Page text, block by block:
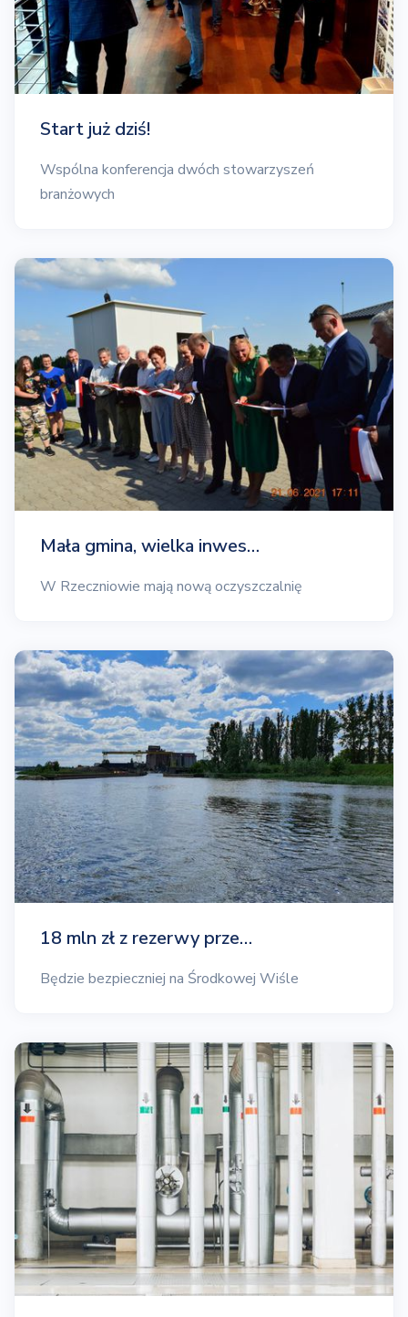
Start już dziś!
Wspólna konferencja dwóch stowarzyszeń
branżowych
Mała gmina, wielka inwes…
W Rzeczniowie mają nową oczyszczalnię
18 mln zł z rezerwy prze…
Będzie bezpieczniej na Środkowej Wiśle